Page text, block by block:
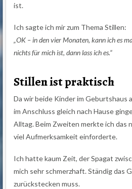
ist.
Ich sagte ich mir zum Thema Stillen:
„OK – in den vier Monaten, kann ich es
nichts für mich ist, dann lass ich es.“
Stillen ist praktisch
Da wir beide Kinder im Geburtshaus
im Anschluss gleich nach Hause
Alltag. Beim Zweiten merkte ich das
viel Aufmerksamkeit einforderte.
Ich hatte kaum Zeit, der Spagat
mich sehr schmerzhaft. Ständig das
zurückstecken muss.